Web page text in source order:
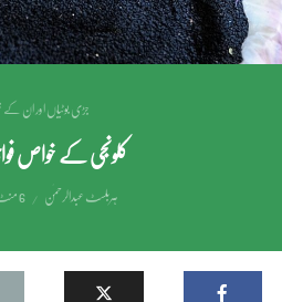
جڑی بوٹیاں اور ان کے
کلونجی کے خواص
ہربلسٹ عبدالرحمٰن 6 منٹ میں پڑھیں